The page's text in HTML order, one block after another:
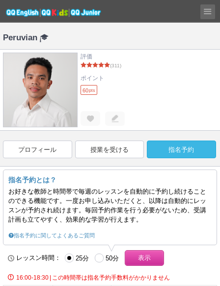
Peruvian
評価
(311)
ポイント
60pts
プロフィール 授業を受ける 指名予約
指名予約とは？
お好きな教師と時間帯で毎週のレッスンを自動的に予約し続けること
のできる機能です。一度お申し込みいただくと、以降は自動的にレッ
スンが予約され続けます。毎回予約作業を行う必要がないため、受講
計画も立てやすく、効果的な学習が行えます。
指名予約に関してよくあるご質問
レッスン時間： 25分 50分
16:00-18:30 この時間帯は指名予約手数料がかかりません